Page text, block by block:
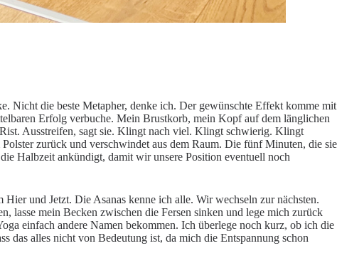
Nicht die beste Metapher, denke ich. Der gewünschte Effekt komme mit
Erfolg verbuche. Mein Brustkorb, mein Kopf auf dem länglichen
Ausstreifen, sagt sie. Klingt nach viel. Klingt schwierig. Klingt
zurück und verschwindet aus dem Raum. Die fünf Minuten, die sie
Halbzeit ankündigt, damit wir unsere Position eventuell noch
und Jetzt. Die Asanas kenne ich alle. Wir wechseln zur nächsten.
lasse mein Becken zwischen die Fersen sinken und lege mich zurück
einfach andere Namen bekommen. Ich überlege noch kurz, ob ich die
das alles nicht von Bedeutung ist, da mich die Entspannung schon